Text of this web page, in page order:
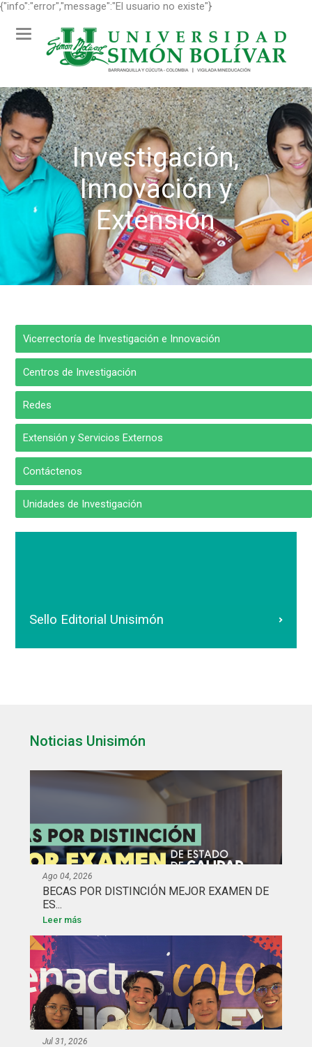
{"info":"error","message":"El usuario no existe"}
Toggle
navigation
Investigación,
Innovación y
Extensión
Vicerrectoría de Investigación e Innovación
Centros de Investigación
Redes
Extensión y Servicios Externos
Contáctenos
Unidades de Investigación
Sello Editorial Unisimón
Noticias Unisimón
Ago 04, 2026
BECAS POR DISTINCIÓN MEJOR EXAMEN DE
ES...
Leer más
Jul 31, 2026